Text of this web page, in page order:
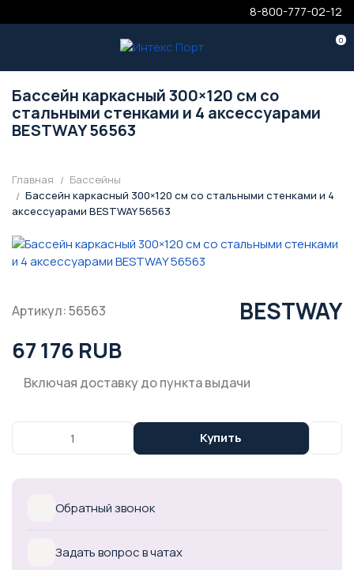
8-800-777-02-12
0
Бассейн каркасный 300×120 см со
стальными стенками и 4 аксессуарами
BESTWAY 56563
Главная
Бассейны
Бассейн каркасный 300×120 см со стальными стенками и 4
аксессуарами BESTWAY 56563
Артикул: 56563 BESTWAY
67 176 RUB
Включая доставку до пункта выдачи
Купить
Обратный звонок
Задать вопрос в чатах